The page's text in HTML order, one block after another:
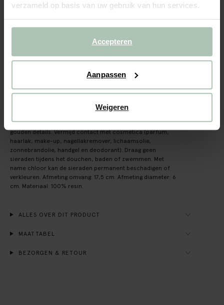
verzameld op basis van uw gebruik van hun services.
Accepteren
Aanpassen
Weigeren
Gratis verzending naar winkel
OMSCHRIJVING
Groene vierkante resin armband van Sissy-Boy. De armband
heeft een groene kleur, is gemaakt van resin en heeft
gouden details. Vermijd contact met cosmetica (parfum,
haarlak, make-up, nagellakremover, lichaamsolie,
zonnebrandolie, handgel en deodorant). Draag geen
sieraden tijdens het douchen, baden of zwemmen. Met
name chloor kan de sieraden permanent beschadigen of
verkleuren. Afmeting omvang: 17,5 cm. Afmeting diameter: 6
cm. Materiaal: 100% resin.
ALLES OVER DIT PRODUCT
MAATTABEL
BEZORGEN & RETOUR